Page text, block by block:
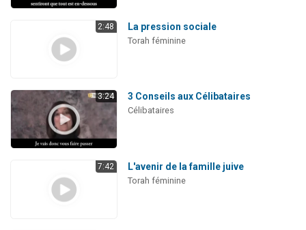
2:48 La pression sociale
Torah féminine
3:24 3 Conseils aux Célibataires
Célibataires
7:42 L'avenir de la famille juive
Torah féminine